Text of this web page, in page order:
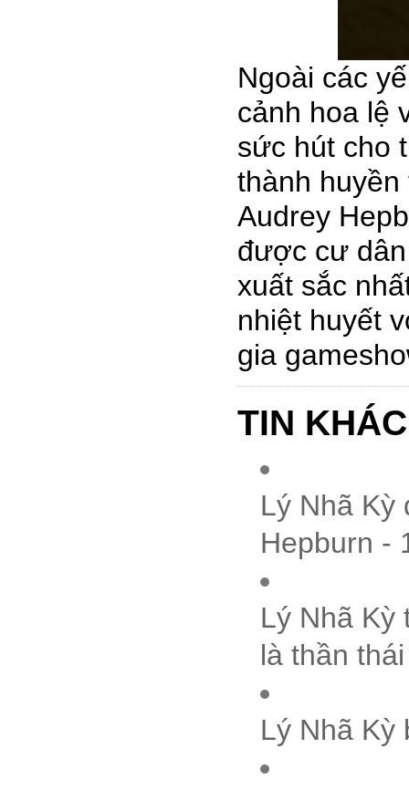
Ngoài các
cảnh hoa lệ
sức hút cho
thành
Audrey
được cư
xuất sắc
nhiệt huyết
gia
TIN KHÁC
Lý Nhã Kỳ
Hepburn -
Lý Nhã Kỳ
là thần
Lý Nhã Kỳ